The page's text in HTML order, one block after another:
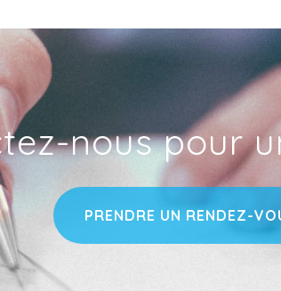
nous pour
PRENDRE UN RENDEZ-